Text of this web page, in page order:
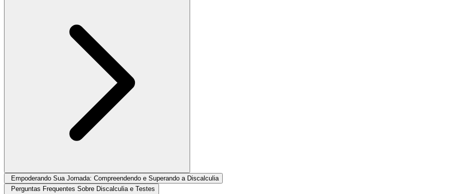
Empoderando Sua Jornada: Compreendendo e Superando a Discalculia
Perguntas Frequentes Sobre Discalculia e Testes